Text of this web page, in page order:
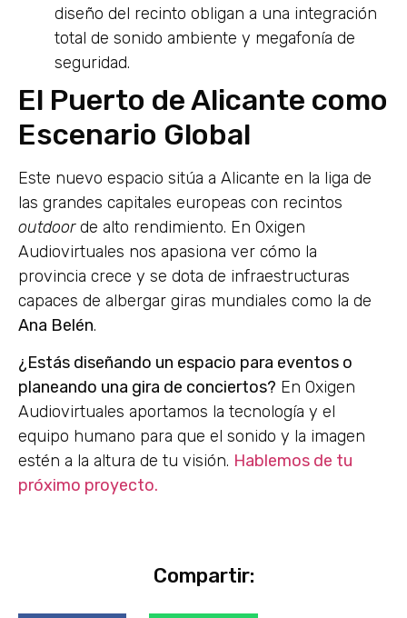
diseño del recinto obligan a una integración
total de sonido ambiente y megafonía de
seguridad.
El Puerto de Alicante como
Escenario Global
Este nuevo espacio sitúa a Alicante en la liga de
las grandes capitales europeas con recintos
outdoorde alto rendimiento. En Oxigen
Audiovirtuales nos apasiona ver cómo la
provincia crece y se dota de infraestructuras
capaces de albergar giras mundiales como la de
Ana Belén.
¿Estás diseñando un espacio para eventos o
planeando una gira de conciertos? En Oxigen
Audiovirtuales aportamos la tecnología y el
equipo humano para que el sonido y la imagen
estén a la altura de tu visión. Hablemos de tu
próximo proyecto.
Compartir: